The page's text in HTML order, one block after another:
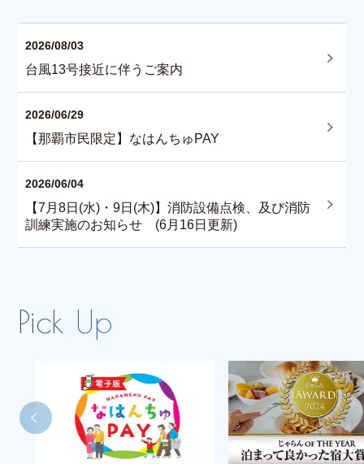
2026/08/03
台風13号接近に伴うご案内
2026/06/29
【那覇市民限定】なはんちゅPAY
2026/06/04
【7月8日(水)・9日(木)】消防設備点検、及び消防
訓練実施のお知らせ (6月16日更新)